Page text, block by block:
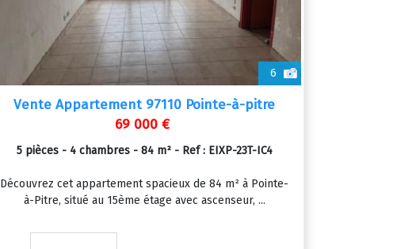
6
Vente Appartement 97110 Pointe-à-pitre
69 000 €
5 pièces - 4 chambres - 84 m² - Ref : EIXP-23T-IC4
Découvrez cet appartement spacieux de 84 m² à Pointe-
à-Pitre, situé au 15ème étage avec ascenseur, ...